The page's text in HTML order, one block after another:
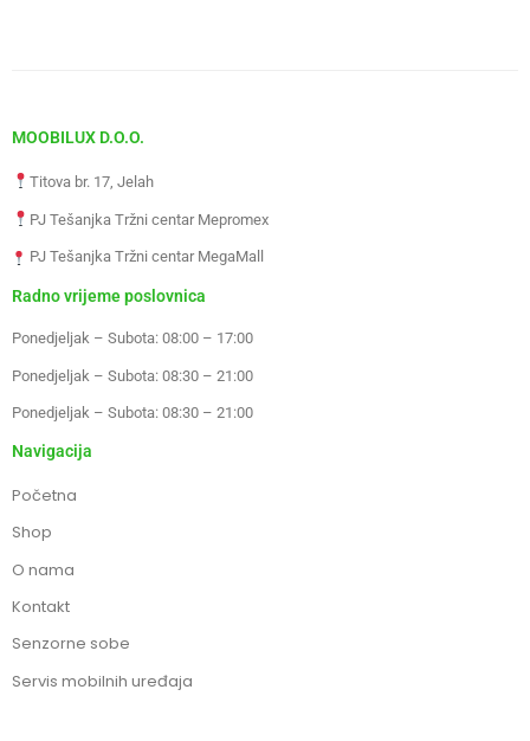
MOOBILUX D.O.O.
Titova br. 17, Jelah
PJ Tešanjka Tržni centar Mepromex
PJ Tešanjka Tržni centar MegaMall
Radno vrijeme poslovnica
Ponedjeljak – Subota: 08:00 – 17:00
Ponedjeljak – Subota: 08:30 – 21:00
Ponedjeljak – Subota: 08:30 – 21:00
Navigacija
Početna
Shop
O nama
Kontakt
Senzorne sobe
Servis mobilnih uređaja